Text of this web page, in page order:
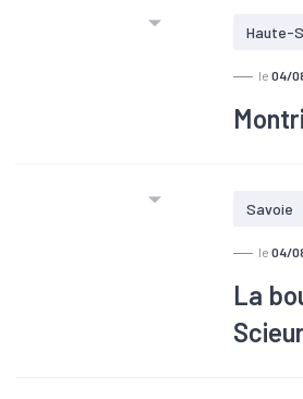
Haute-
le 04/
Savoie
le 04/
La